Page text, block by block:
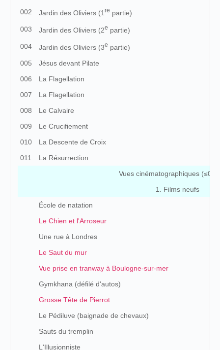
002 Jardin des Oliviers (1 re partie)
003 Jardin des Oliviers (2e partie)
004 Jardin des Oliviers (3e partie)
005
Jésus devant Pilate
006
La Flagellation
007
La Flagellation
008
Le Calvaire
009
Le Crucifiement
010
La Descente de Croix
011
La Résurrection
Vues cinématographiques (≤07/
1. Films neufs
École de natation
Le Chien et l'Arroseur
Une rue à Londres
Le Saut du mur
Vue prise en tranway à Boulogne-sur-mer
Gymkhana (défilé d'autos)
Grosse Tête de Pierrot
Le Pédiluve (baignade de chevaux)
Sauts du tremplin
L'Illusionniste